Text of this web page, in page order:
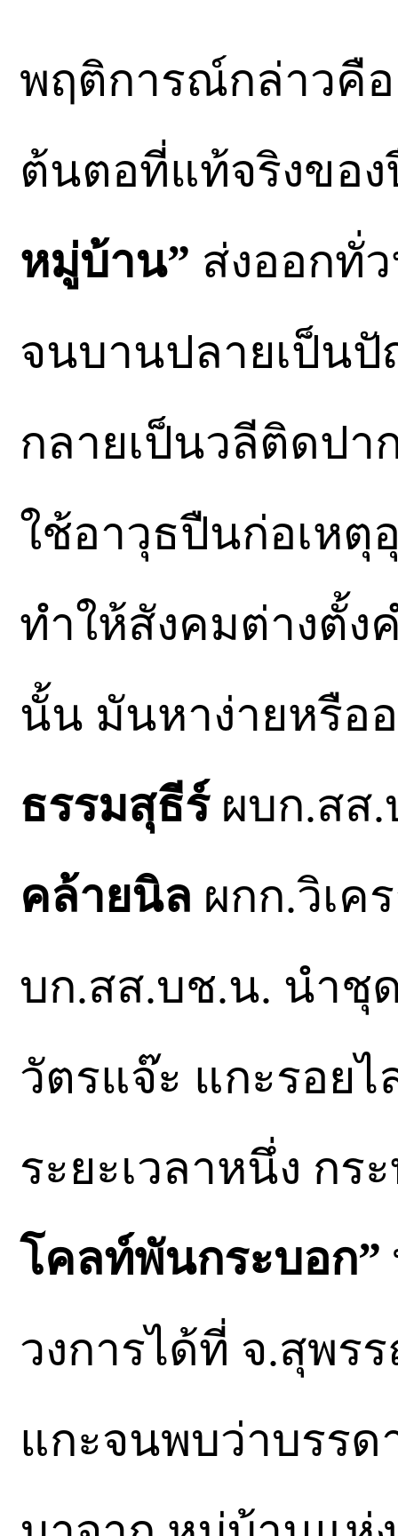
พฤติการณ์กล่าวคือ
ต้นตอที่แท้จริงของ
หมู่บ้าน” ส่งออกทั่
จนบานปลายเป็น
กลายเป็นวลีติดปา
ใช้อาวุธปืนก่อเหตุ
ทำให้สังคมต่างตั้ง
นั้น มันหาง่ายหรือ
ธรรมสุธีร์ผบก.สส.
คล้ายนิล ผกก.วิเค
บก.สส.บช.น. นำชุ
วัตรแจ๊ะ แกะรอย
ระยะเวลาหนึ่ง ก
โคลท์พันกระบอก”
วงการได้ที่ จ.สุพร
แกะจนพบว่าบรร